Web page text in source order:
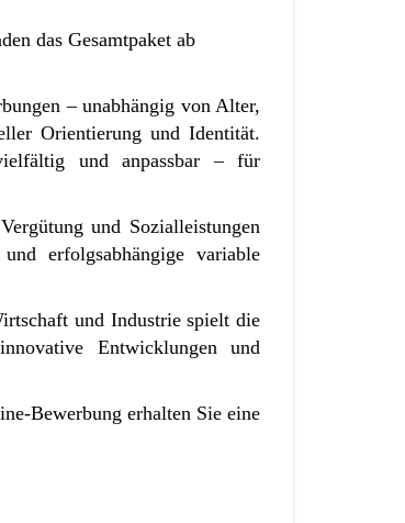
das Gesamtpaket ab
– unabhängig von Alter,
Orientierung und Identität.
und anpassbar – für
und Sozialleistungen
erfolgsabhängige variable
und Industrie spielt die
Entwicklungen und
Bewerbung erhalten Sie eine